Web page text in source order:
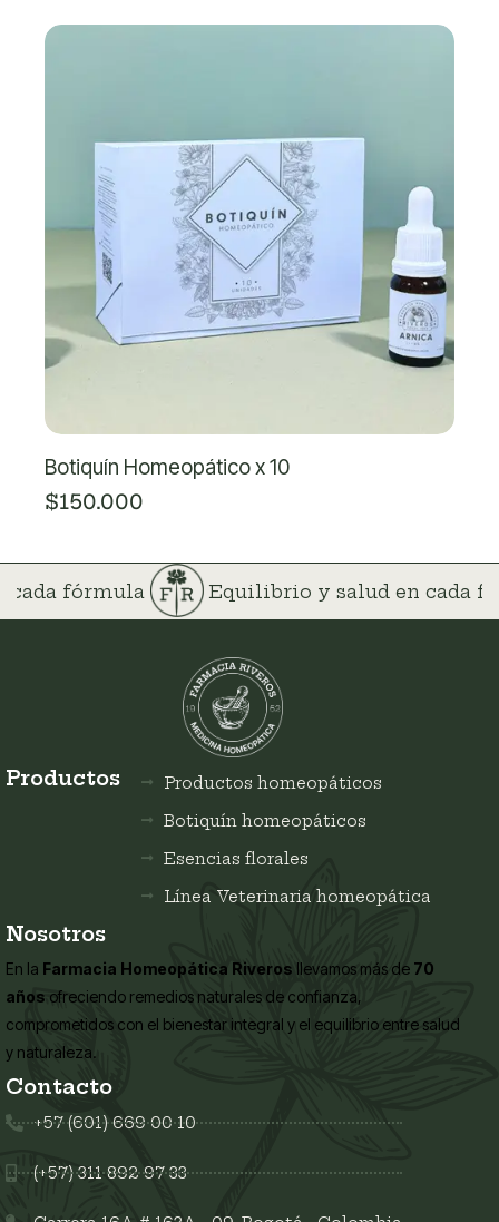
Botiquín Homeopático x 10
$150.000
cada fórmula Equilibrio y salud en cada
Productos
Productos homeopáticos
Botiquín homeopáticos
Esencias florales
Línea Veterinaria homeopática
Nosotros
En la Farmacia Homeopática Riveros llevamos más de 70
años ofreciendo remedios naturales de confianza,
comprometidos con el bienestar integral y el equilibrio entre salud
y naturaleza.
Contacto
+57 (601) 669 00 10
(+57) 311 892 97 33